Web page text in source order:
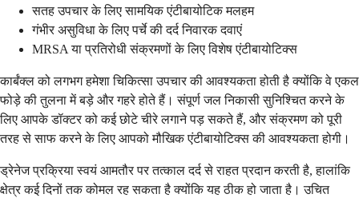
सतह उपचार के लिए सामयिक एंटीबायोटिक मलहम
गंभीर असुविधा के लिए पर्चे की दर्द निवारक दवाएं
MRSA या प्रतिरोधी संक्रमणों के लिए विशेष एंटीबायोटिक्स
कार्बंक्ल को लगभग हमेशा चिकित्सा उपचार की आवश्यकता होती है क्योंकि वे एकल
फोड़े की तुलना में बड़े और गहरे होते हैं। संपूर्ण जल निकासी सुनिश्चित करने के
लिए आपके डॉक्टर को कई छोटे चीरे लगाने पड़ सकते हैं, और संक्रमण को पूरी
तरह से साफ करने के लिए आपको मौखिक एंटीबायोटिक्स की आवश्यकता होगी।
ड्रेनेज प्रक्रिया स्वयं आमतौर पर तत्काल दर्द से राहत प्रदान करती है, हालांकि
क्षेत्र कई दिनों तक कोमल रह सकता है क्योंकि यह ठीक हो जाता है। उचित